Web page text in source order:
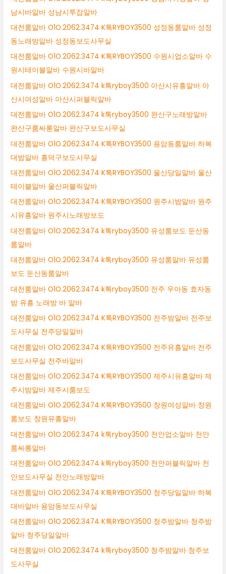
남시바알바 성남시투잡알바
대전룸알바 O1O.2062.3474 K톡RYBOY3500 성정동룸알바 성정
동노래방알바 성정동보도사무실
대전룸알바 O1O.2062.3474 K톡RYBOY3500 수원시업소알바 수
원시테이블알바 수원시바알바
대전룸알바 O1O.2062.3474 k톡ryboy3500 아산시유흥알바 아
산시여성알바 아산시퍼블릭알바
대전룸알바 O1O.2062.3474 k톡ryboy3500 완산구노래방알바
완산구룸싸롱알바 완산구보도사무실
대전룸알바 O1O.2062.3474 K톡RYBOY3500 용암동룸알바 하복
대밤알바 흥덕구보도사무실
대전룸알바 O1O.2062.3474 K톡RYBOY3500 울산당일알바 울산
테이블알바 울산퍼블릭알바
대전룸알바 O1O.2062.3474 K톡RYBOY3500 원주시밤알바 원주
시유흥알바 원주시노래방보도
대전룸알바 O1O.2062.3474 k톡ryboy3500 유성룸보도 둔산동
룸알바
대전룸알바 O1O.2062.3474 k톡ryboy3500 유성룸알바 유성룸
보도 둔산동룸알바
대전룸알바 O1O.2062.3474 k톡ryboy3500 전주 우아동 효자동
밤 유흥 노래방 바 알바
대전룸알바 O1O.2062.3474 K톡RYBOY3500 전주밤알바 전주보
도사무실 전주당일알바
대전룸알바 O1O.2062.3474 K톡RYBOY3500 전주유흥알바 전주
보도사무실 전주바알바
대전룸알바 O1O.2062.3474 K톡RYBOY3500 제주시유흥알바 제
주시밤알바 제주시룸보도
대전룸알바 O1O.2062.3474 K톡RYBOY3500 창원여성알바 창원
룸보도 창원유흥알바
대전룸알바 O1O.2062.3474 k톡ryboy3500 천안업소알바 천안
룸싸롱알바
대전룸알바 O1O.2062.3474 k톡ryboy3500 천안퍼블릭알바 천
안보도사무실 천안노래방알바
대전룸알바 O1O.2062.3474 K톡RYBOY3500 청주당일알바 하복
대바알바 용암동보도사무실
대전룸알바 O1O.2062.3474 K톡RYBOY3500 청주밤알바 청주밤
알바 청주당일알바
대전룸알바 O1O.2062.3474 k톡ryboy3500 청주밤알바 청주보
도사무실